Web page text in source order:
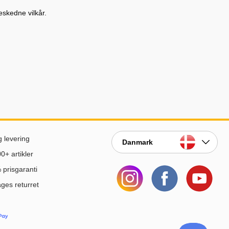
vilkår.
levering
artikler
prisgaranti
returret
Danmark